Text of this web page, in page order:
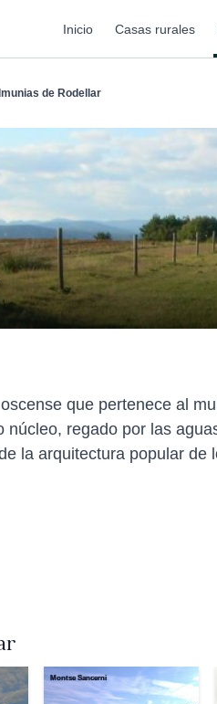
Inicio Casas rurales
de Rodellar
que pertenece al
regado por las
la arquitectura popular
Montse Sancerni